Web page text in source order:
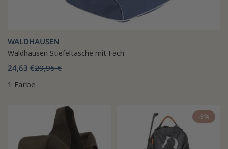
WALDHAUSEN
Waldhausen Stiefeltasche mit Fach
24,63 €29,95 €
1 Farbe
-9%